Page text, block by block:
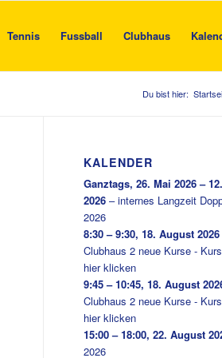
Tennis Fussball Clubhaus
Du bist hier:
KALENDER
Ganztags,26. Mai 2026 –
2026 –internes Langzeit
2026
8:30 – 9:30,18. August 2026
Clubhaus 2 neue Kurse -
hier klicken
9:45 – 10:45,18. August
Clubhaus 2 neue Kurse -
hier klicken
15:00 – 18:00,22. August
2026